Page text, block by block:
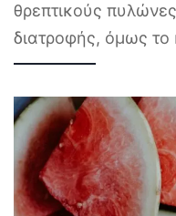
θρεπτικούς
διατροφής, όμως το